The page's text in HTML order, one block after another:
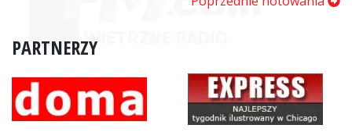
PARTNERZY